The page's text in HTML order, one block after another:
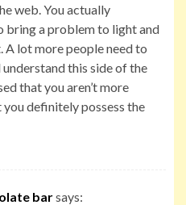
web. You actually
bring a problem to light and
lot more people need to
this side of the
that you aren’t more
definitely possess the
barsays: